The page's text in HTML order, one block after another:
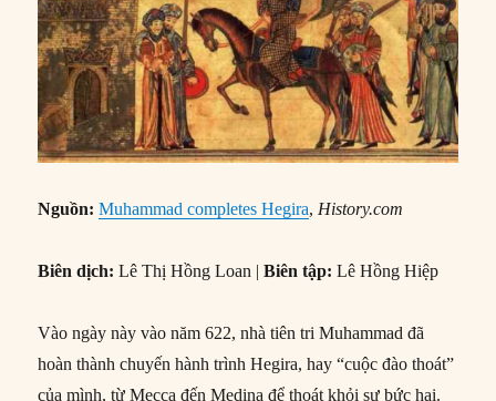
Nguồn: Muhammad completes Hegira, History.com
Biên dịch: Lê Thị Hồng Loan |Biên tập:Lê Hồng Hiệp
Vào ngày này vào năm 622, nhà tiên tri Muhammad đã
hoàn thành chuyến hành trình Hegira, hay “cuộc đào thoát”
của mình, từ Mecca đến Medina để thoát khỏi sự bức hại.